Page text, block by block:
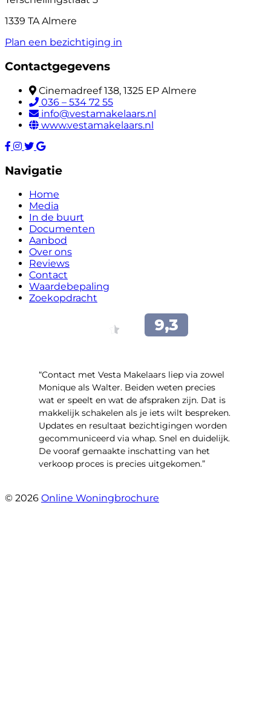
1339 TA Almere
Plan een bezichtiging in
Contactgegevens
Cinemadreef 138, 1325 EP Almere
036 – 534 72 55
info@vestamakelaars.nl
www.vestamakelaars.nl
Navigatie
Home
Media
In de buurt
Documenten
Aanbod
Over ons
Reviews
Contact
Waardebepaling
Zoekopdracht
“Contact met Vesta Makelaars liep via zowel
Monique als Walter. Beiden weten precies
wat er speelt en wat de afspraken zijn. Dat is
makkelijk schakelen als je iets wilt bespreken.
Updates en resultaat bezichtigingen worden
gecommuniceerd via whap. Snel en duidelijk.
De vooraf gemaakte inschatting van het
verkoop proces is precies uitgekomen.”
© 2026 Online Woningbrochure